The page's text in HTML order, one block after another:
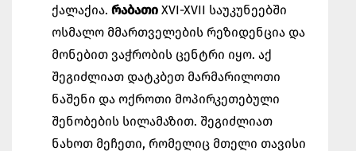
ქალაქია. რაბათი XVI-XVII საუკუნეებში
ოსმალო მმართველების რეზიდენცია და
მონებით ვაჭრობის ცენტრი იყო. აქ
შეგიძლიათ დატკბეთ მარმარილოთი
ნაშენი და ოქროთი მოპირკეთებული
შენობების სილამაზით. შეგიძლიათ
ნახოთ მეჩეთი, რომელიც მთელი თავისი